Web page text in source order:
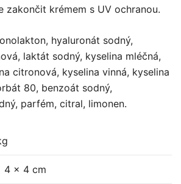
zakončit krémem s UV ochranou.
hyaluronát sodný,
laktát sodný, kyselina mléčná,
citronová, kyselina vinná, kyselina
80, benzoát sodný,
parfém, citral, limonen.
4 × 4 cm